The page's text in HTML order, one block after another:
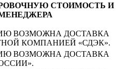
СТОИМОСТЬ И
ВОЗМОЖНА ДОСТАВКА
КОМПАНИЕЙ «СДЭК».
ВОЗМОЖНА ДОСТАВКА